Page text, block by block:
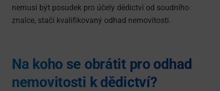
nemusí být posudek pro účely dědictví od soudního
znalce, stačí kvalifikovaný odhad nemovitosti.
Na koho se obrátit pro odhad
nemovitosti k dědictví?